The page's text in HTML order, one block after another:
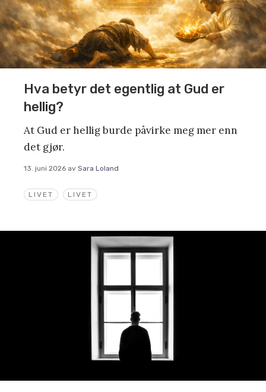
LIVET LIVET
Hva betyr det egentlig at Gud er
hellig?
At Gud er hellig burde påvirke meg mer enn
det gjør.
13. juni 2026 av Sara Loland